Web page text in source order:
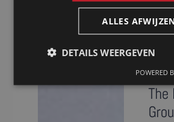
voor
in
den
The
ALLES
DETAILS WEERGEVEN
POWERED